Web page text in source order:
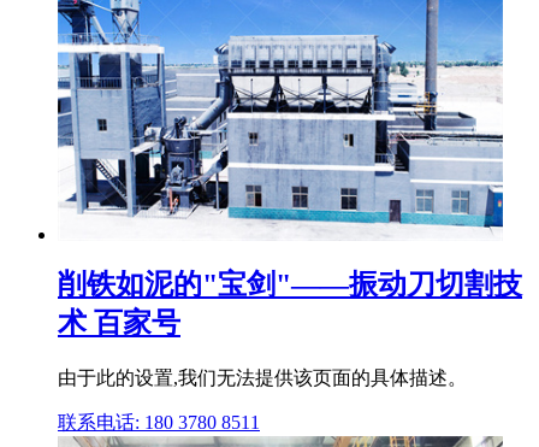
削铁如泥的"宝剑"——振动刀切割技
术 百家号
由于此的设置,我们无法提供该页面的具体描述。
联系电话: 180 3780 8511